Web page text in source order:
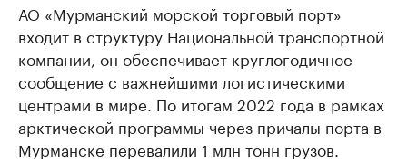
АО «Мурманский морской торговый порт»
входит в структуру Национальной транспортной
компании, он обеспечивает круглогодичное
сообщение с важнейшими логистическими
центрами в мире. По итогам 2022 года в рамках
арктической программы через причалы порта в
Мурманске перевалили 1 млн тонн грузов.